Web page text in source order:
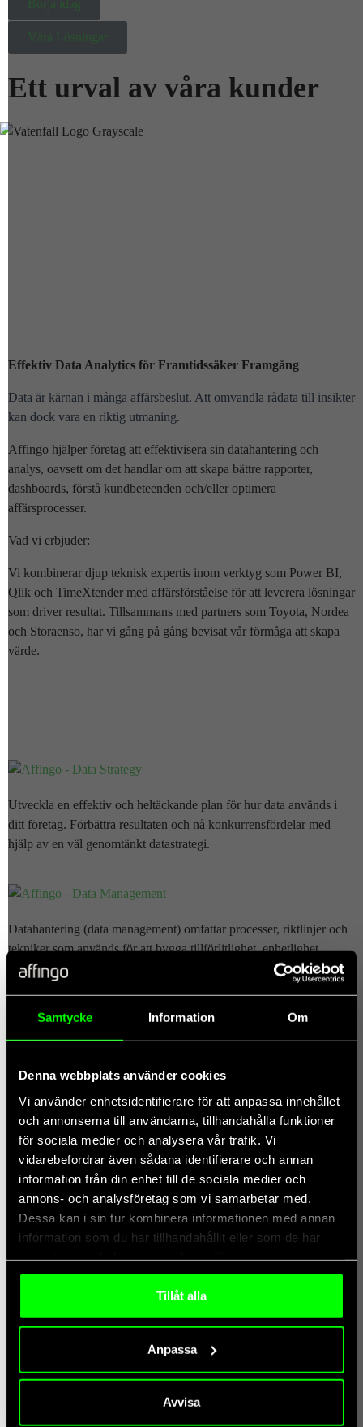
Samtycke Information Om
Denna webbplats använder cookies
Vi använder enhetsidentifierare för att anpassa innehållet
och annonserna till användarna, tillhandahålla funktioner
för sociala medier och analysera vår trafik. Vi
vidarebefordrar även sådana identifierare och annan
information från din enhet till de sociala medier och
annons- och analysföretag som vi samarbetar med.
Dessa kan i sin tur kombinera informationen med annan
information som du har tillhandahållit eller som de har
Tillåt alla
Anpassa
Avvisa
Börja idag
Våra Lösningar
Ett urval av våra kunder
Effektiv Data Analytics för Framtidssäker Framgång
Data är kärnan i många affärsbeslut. Att omvandla rådata till insikter
kan dock vara en riktig utmaning.
Affingo hjälper företag att effektivisera sin datahantering och
analys, oavsett om det handlar om att skapa bättre rapporter,
dashboards, förstå kundbeteenden och/eller optimera
affärsprocesser.
Vad vi erbjuder:
Vi kombinerar djup teknisk expertis inom verktyg som Power BI,
Qlik och TimeXtender med affärsförståelse för att leverera lösningar
som driver resultat. Tillsammans med partners som Toyota, Nordea
och Storaenso, har vi gång på gång bevisat vår förmåga att skapa
värde.
Utveckla en effektiv och heltäckande plan för hur data används i
ditt företag. Förbättra resultaten och nå konkurrensfördelar med
hjälp av en väl genomtänkt datastrategi.
Datahantering (data management) omfattar processer, riktlinjer och
tekniker som används för att bygga tillförlitlighet, enhetlighet,
säkerhet och att din data är tillgänglig under hela livscykeln.
Läs mer
Läs mer
Vi utvecklar och förvaltar våra lösningar för att matcha dina behov.
Det är vårt ansvar att vägleda dig och att se till att analyslösningarna
håller jämna steg med dina krav.
Släpp loss kraften i din data och förbättra dina affärer. AI/ML
driva innovation.
Läs mer